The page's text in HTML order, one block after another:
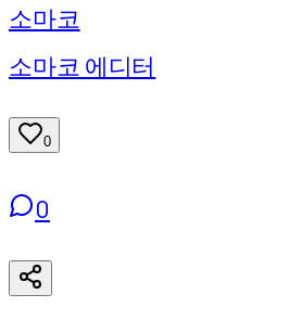
소마코
소마코 에디터
0
0